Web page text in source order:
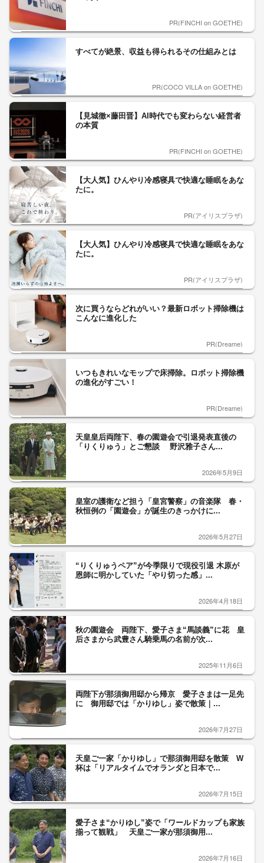
PR(FINCHI on GOETHE)
すべてが絶景、収益も得られるその仕組みとは
PR(COCO VILLA on GOETHE)
【見城徹×藤田晋】AI時代でも変わらない経営者
の本質
PR(FINCHI on GOETHE)
【大人気】ひんやり冷感寝具で快適な睡眠をあな
たに。
PR(アイリスプラザ)
【大人気】ひんやり冷感寝具で快適な睡眠をあな
たに。
PR(アイリスプラザ)
次に買うならどれがいい？最新ロボット掃除機は
こんなに進化した
PR(Dreame)
いつもきれいなモップで床掃除。ロボット掃除機
の進化がすごい！
PR(Dreame)
天皇皇后両陛下、春の園遊会で引退発表直後の
「りくりゅう」とご懇談 野沢雅子さん...
2026年5月9日
皇室の護衛など担う「皇宮警察」の音楽隊 春・
秋恒例の「園遊会」が誕生のきっかけに...
2026年5月27日
“りくりゅうペア”が今季限りで現役引退 木原が
恩師に明かしていた「やり切った感」...
2026年4月18日
秋の園遊会 両陛下、愛子さま“馬談義”に花 皇
后さまから武豊さん騎乗馬の名前が次...
2025年11月6日
両陛下が那須御用邸から帰京 愛子さまは一足先
に 御用邸では「かりゆし」姿で散策｜...
2026年7月27日
天皇ご一家「かりゆし」で那須御用邸を散策 W
杯は「リアルタイムでオランダと日本で...
2026年7月15日
愛子さま“かりゆし”姿で「ワールドカップも家族
揃って観戦」 天皇ご一家が那須御用...
2026年7月16日